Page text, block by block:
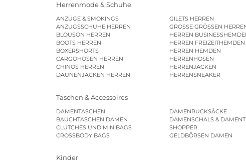
Herrenmode & Schuhe
ANZÜGE & SMOKINGS
ANZUGSSCHUHE HERREN
BLOUSON HERREN
BOOTS HERREN
BOXERSHORTS
CARGOHOSEN HERREN
CHINOS HERREN
DAUNENJACKEN HERREN
GILETS HERREN
GROSSE GRÖSSEN
HERREN
HERREN FREIZEITHEMDEN
HERREN HEMDEN
HERRENHOSEN
HERRENJACKEN
HERRENSNEAKER
Taschen & Accessoires
DAMENTASCHEN
BAUCHTASCHEN DAMEN
CLUTCHES UND MINIBAGS
CROSSBODY BAGS
DAMENRUCKSÄCKE
DAMENSCHALS &
SHOPPER
GELDBÖRSEN DAMEN
Kinder